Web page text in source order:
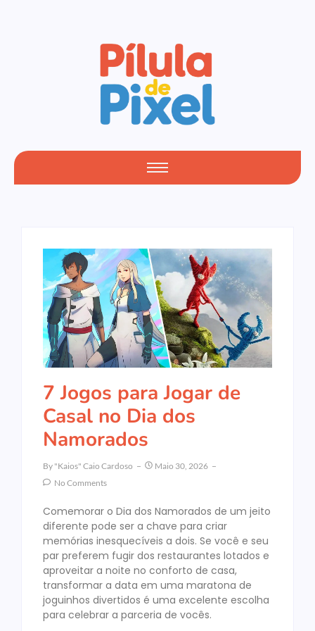
7 Jogos para Jogar de
Casal no Dia dos
Namorados
By "Kaios" Caio Cardoso
Maio 30, 2026
No Comments
Comemorar o Dia dos Namorados de um jeito
diferente pode ser a chave para criar
memórias inesquecíveis a dois. Se você e seu
par preferem fugir dos restaurantes lotados e
aproveitar a noite no conforto de casa,
transformar a data em uma maratona de
joguinhos divertidos é uma excelente escolha
para celebrar a parceria de vocês.